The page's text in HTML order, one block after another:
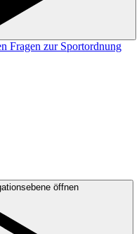
Fragen zur Sportordnung
öffnen